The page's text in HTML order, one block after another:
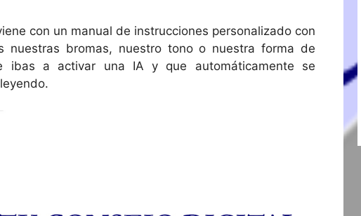
con un manual de instrucciones personalizado con
nuestras bromas, nuestro tono o nuestra forma de
ibas a activar una IA y que automáticamente se